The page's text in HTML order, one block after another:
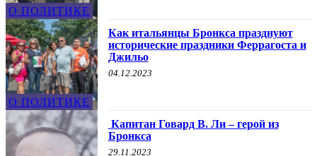
О ПОЛИТИКЕ
О ПОЛИТИКЕ
Как итальянцы Бронкса празднуют
исторические праздники Феррагоста и
Джильо
04.12.2023
Капитан Говард В. Ли – герой из
Бронкса
29.11.2023